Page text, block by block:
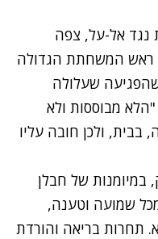
נגד אל-על, צפה
ראש המשחתת הגדולה
שעלולה
מבוססות ולא
בבית, ולכן חובה עליו
במיומנות של חבלן
שמועה וטענה,
תחרות בריאה והורדת